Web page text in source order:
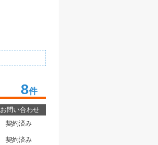
8件
お問い合わせ
契約済み
契約済み